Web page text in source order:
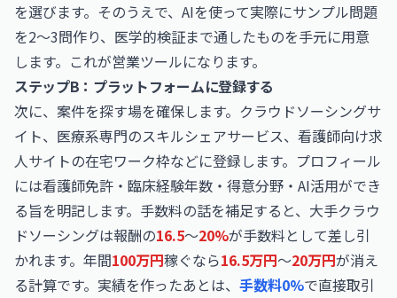
を選びます。そのうえで、AIを使って実際にサンプル問題
を2〜3問作り、医学的検証まで通したものを手元に用意
します。これが営業ツールになります。
ステップB：プラットフォームに登録する
次に、案件を探す場を確保します。クラウドソーシングサ
イト、医療系専門のスキルシェアサービス、看護師向け求
人サイトの在宅ワーク枠などに登録します。プロフィール
には看護師免許・臨床経験年数・得意分野・AI活用ができ
る旨を明記します。手数料の話を補足すると、大手クラウ
ドソーシングは報酬の16.5〜20%が手数料として差し引
かれます。年間100万円稼ぐなら16.5万円〜20万円が消え
る計算です。実績を作ったあとは、 手数料0%で直接取引